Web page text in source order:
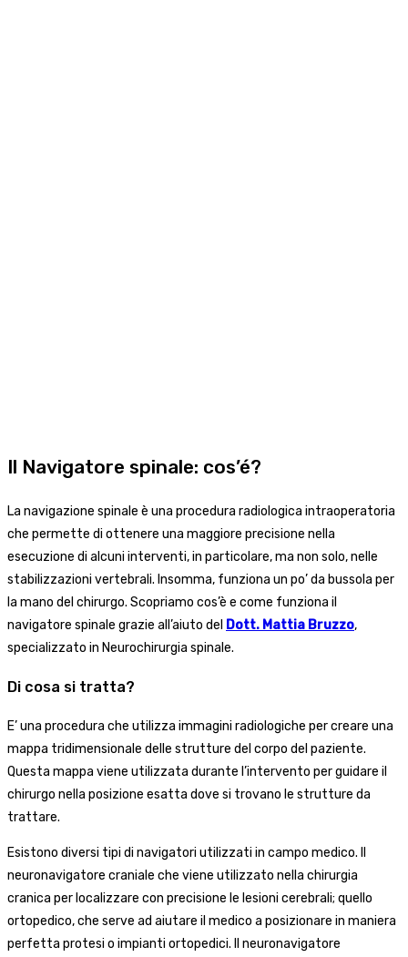
Il Navigatore spinale: cos’é?
La navigazione spinale è una procedura radiologica intraoperatoria
che permette di ottenere una maggiore precisione nella
esecuzione di alcuni interventi, in particolare, ma non solo, nelle
stabilizzazioni vertebrali. Insomma, funziona un po’ da bussola per
la mano del chirurgo. Scopriamo cos’è e come funziona il
navigatore spinale grazie all’aiuto del Dott. Mattia Bruzzo,
specializzato in Neurochirurgia spinale.
Di cosa si tratta?
E’ una procedura che utilizza immagini radiologiche per creare una
mappa tridimensionale delle strutture del corpo del paziente.
Questa mappa viene utilizzata durante l’intervento per guidare il
chirurgo nella posizione esatta dove si trovano le strutture da
trattare.
Esistono diversi tipi di navigatori utilizzati in campo medico. Il
neuronavigatore craniale che viene utilizzato nella chirurgia
cranica per localizzare con precisione le lesioni cerebrali; quello
ortopedico, che serve ad aiutare il medico a posizionare in maniera
perfetta protesi o impianti ortopedici. Il neuronavigatore